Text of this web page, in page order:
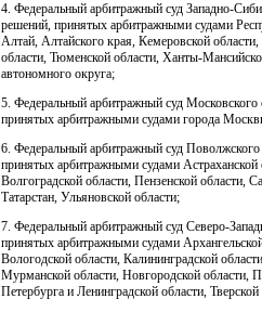
4. Федеральный арбитражный суд Западно-
решений, принятых арбитражными судами
Алтай, Алтайского края, Кемеровской
области, Тюменской области, Ханты-
автономного округа;
5. Федеральный арбитражный суд
принятых арбитражными судами города
6. Федеральный арбитражный суд
принятых арбитражными судами Астраханской
Волгоградской области, Пензенской области,
Татарстан, Ульяновской области;
7. Федеральный арбитражный суд Северо-
принятых арбитражными судами
Вологодской области, Калининградской
Мурманской области, Новгородской области,
Петербурга и Ленинградской области, Тверской